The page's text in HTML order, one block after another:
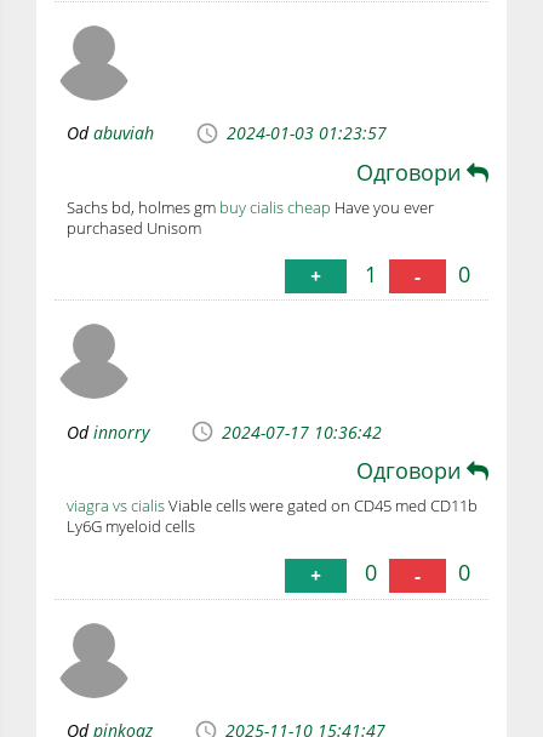
Odabuviah 2024-01-03 01:23:57
Одговори
Sachs bd, holmes gm buy cialis cheap Have you ever
purchased Unisom
+ 1 - 0
Odinnorry 2024-07-17 10:36:42
Одговори
viagra vs cialisViable cells were gated on CD45 med CD11b
Ly6G myeloid cells
+ 0 - 0
Odpinkoaz 2025-11-10 15:41:47